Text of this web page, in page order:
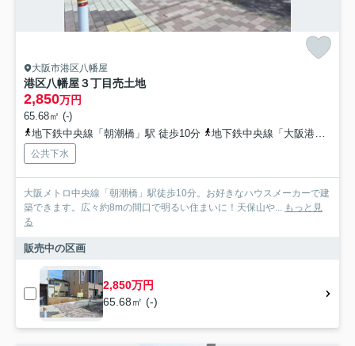
大阪市港区八幡屋
港区八幡屋３丁目売土地
2,850万円
65.68㎡ (-)
地下鉄中央線「朝潮橋」駅 徒歩10分
地下鉄中央線「大阪港」駅 徒歩16分
公共下水
大阪メトロ中央線「朝潮橋」駅徒歩10分。お好きなハウスメーカーで建
築できます。広々約8mの間口で明るい住まいに！天保山や... もっと見
る
販売中の区画
2,850万円
65.68㎡ (-)